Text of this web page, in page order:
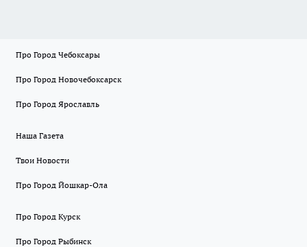
Про Город Чебоксары
Про Город Новочебоксарск
Про Город Ярославль
Наша Газета
Твои Новости
Про Город Йошкар-Ола
Про Город Курск
Про Город Рыбинск